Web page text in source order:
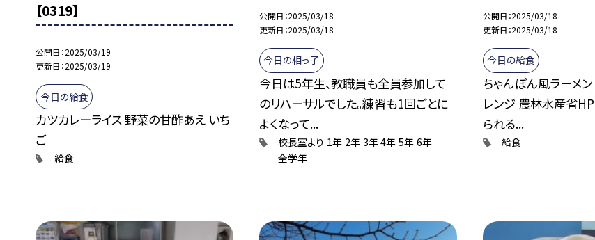
【0319】
公開日 2025/03/19
更新日 2025/03/19
今日の給食
カツカレーライス 野菜の甘酢あえ いち
ご
給食
公開日 2025/03/18
更新日 2025/03/18
今日の相っ子
今日は5年生、教職員も全員参加して
のリハーサルでした。練習も1回ごとに
よくなって...
校長室より 1年 2年 3年4年 5年 6年
全学年
公開日 2025/03/18
更新日 2025/03/18
今日の給食
ちゃんぽん風ラーメ
レンジ 農林水産省
られる...
給食